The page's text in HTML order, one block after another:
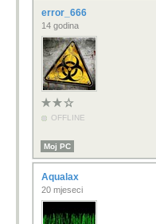
error_666
14 godina
OFFLINE
Moj PC
Aqualax
20 mjeseci